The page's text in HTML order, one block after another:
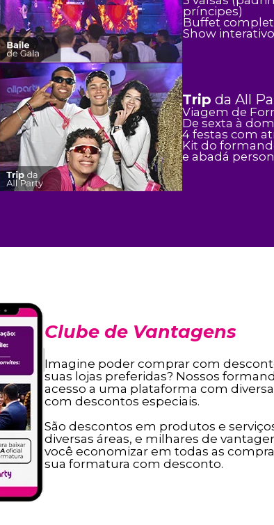
príncipes)
Buffet
Show
Trip da All
Viagem de
De sexta à
4 festas com
Kit do
e abadá
Clube de Vantagens
Imagine poder comprar com
suas lojas preferidas? Nossos
acesso a uma plataforma com
com descontos especiais.
São descontos em produtos e
diversas áreas, e milhares de
você economizar em todas as
sua formatura com desconto.